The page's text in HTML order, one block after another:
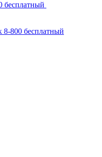
бесплатный
8-800 бесплатный